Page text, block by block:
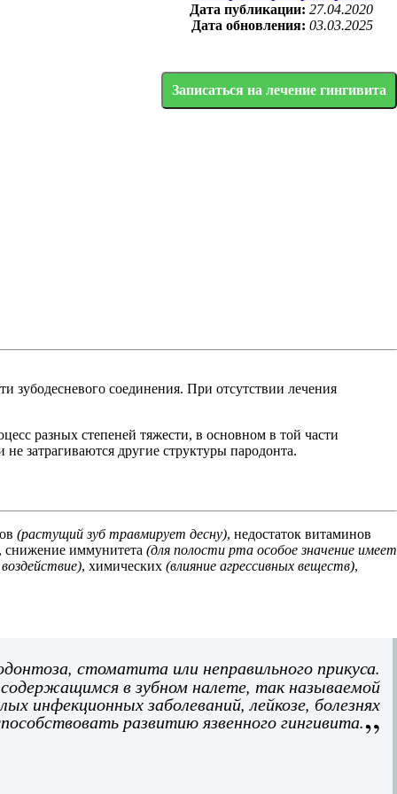
Дата публикации: 27.04.2020
Дата обновления: 03.03.2025
Записаться на лечение гингивита
зубодесневого соединения. При отсутствии лечения
разных степеней тяжести, в основном в той части
затрагиваются другие структуры пародонта.
(растущий зуб травмирует десну), недостаток витаминов
, снижение иммунитета (для полости рта особое значение имеет
, химических (влияние агрессивных веществ),
стоматита или неправильного прикуса.
в зубном налете, так называемой
инфекционных заболеваний, лейкозе, болезнях
развитию язвенного гингивита.